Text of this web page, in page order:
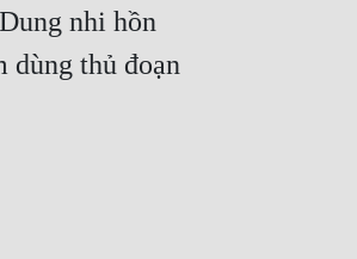
nhi hồn
dùng thủ đoạn